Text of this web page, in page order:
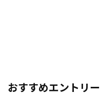
おすすめエントリー